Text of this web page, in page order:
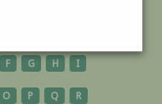
F G H I
O P Q R